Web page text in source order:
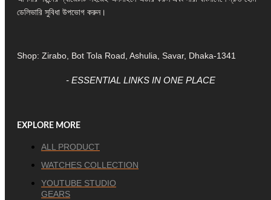
ডেলিভারি সুবিধা উপভোগ করুন।
Shop: Zirabo, Bot Tola Road, Ashulia, Savar, Dhaka-1341
- ESSENTIAL LINKS IN ONE PLACE
EXPLORE MORE
ALL PRODUCT
WATCHES COLLECTION
YOUTUBE STUDIO
GEARS